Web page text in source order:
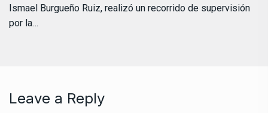
Ismael Burgueño Ruiz, realizó un recorrido de supervisión
por la…
Leave a Reply